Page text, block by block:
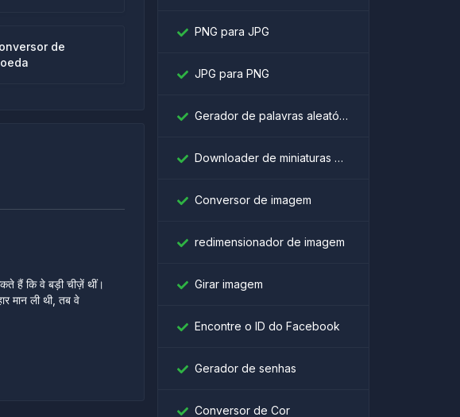
de
हैं कि वे बड़ी चीज़ें थीं।
मान ली थी, तब वे
PNG para JPG
JPG para PNG
Gerador de palavras aleatórias
Downloader de miniaturas do YouTube
Conversor de imagem
redimensionador de imagem
Girar imagem
Encontre o ID do Facebook
Gerador de senhas
Conversor de Cor